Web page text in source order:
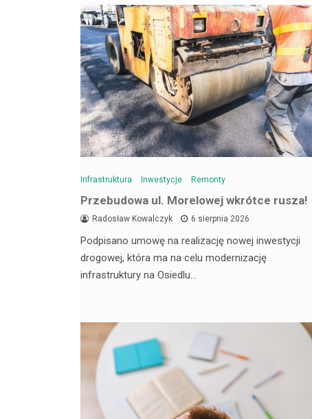
Infrastruktura Inwestycje Remonty
Przebudowa ul. Morelowej wkrótce rusza!
Radosław Kowalczyk 6 sierpnia 2026
Podpisano umowę na realizację nowej inwestycji
drogowej, która ma na celu modernizację
infrastruktury na Osiedlu…